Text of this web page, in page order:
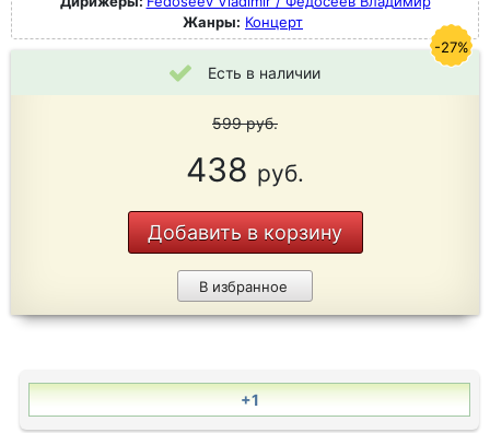
Жанры: Концерт
Есть в наличии
599руб.
438 руб.
Добавить в корзину
В избранное
-27%
+1